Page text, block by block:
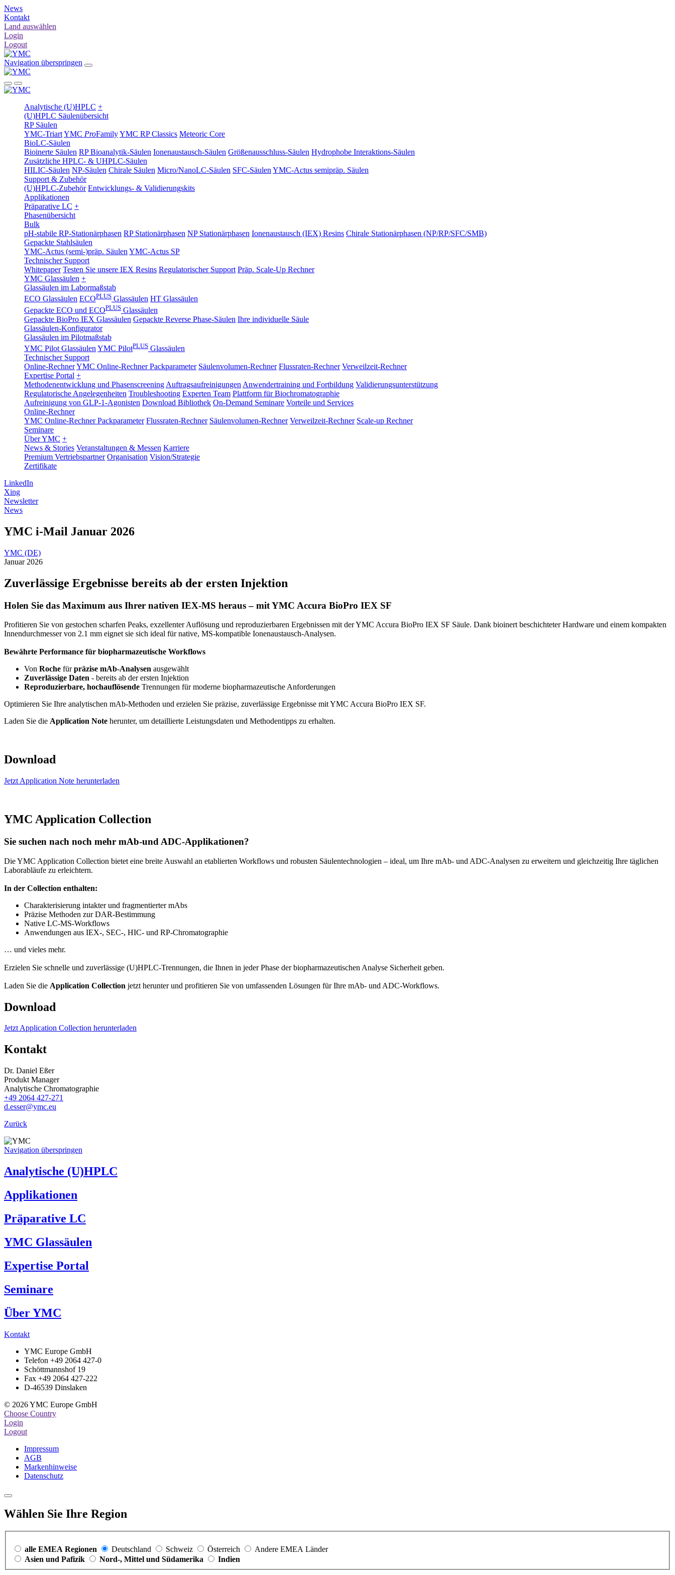
News
Kontakt
Land auswählen
Login
Logout
Navigation überspringen
Analytische (U)HPLC +
(U)HPLC Säulenübersicht
RP Säulen
YMC-TriartYMC ProFamilyYMC RP Classics Meteoric Core
BioLC-Säulen
Bioinerte Säulen RP Bioanalytik-Säulen Ionenaustausch-Säulen Größenausschluss-Säulen Hydrophobe Interaktions-Säulen
Zusätzliche HPLC- & UHPLC-Säulen
HILIC-Säulen NP-Säulen Chirale Säulen Micro/NanoLC-Säulen SFC-Säulen YMC-Actus semipräp. Säulen
Support & Zubehör
(U)HPLC-Zubehör Entwicklungs- & Validierungskits
Applikationen
Präparative LC +
Phasenübersicht
Bulk
pH-stabile RP-Stationärphasen RP Stationärphasen NP Stationärphasen Ionenaustausch (IEX) Resins Chirale Stationärphasen (NP/RP/SFC/SMB)
Gepackte Stahlsäulen
YMC-Actus (semi-)präp. Säulen YMC-Actus SP
Technischer Support
Whitepaper Testen Sie unsere IEX Resins Regulatorischer Support Präp. Scale-Up Rechner
YMC Glassäulen +
Glassäulen im Labormaßstab
ECO Glassäulen ECOPLUS Glassäulen HT Glassäulen
Gepackte ECO und ECOPLUS Glassäulen
Gepackte BioPro IEX Glassäulen Gepackte Reverse Phase-Säulen Ihre individuelle Säule
Glassäulen-Konfigurator
Glassäulen im Pilotmaßstab
YMC Pilot Glassäulen YMC PilotPLUS Glassäulen
Technischer Support
Online-RechnerYMC Online-Rechner Packparameter Säulenvolumen-Rechner Flussraten-Rechner Verweilzeit-Rechner
Expertise Portal +
Methodenentwicklung und Phasenscreening Auftragsaufreinigungen Anwendertraining und Fortbildung Validierungsunterstützung
Regulatorische Angelegenheiten Troubleshooting Experten Team Plattform für Biochromatographie
Aufreinigung von GLP-1-Agonisten Download Bibliothek On-Demand Seminare Vorteile und Services
Online-Rechner
YMC Online-Rechner Packparameter Flussraten-Rechner Säulenvolumen-Rechner Verweilzeit-Rechner Scale-up Rechner
Seminare
Über YMC +
News & Stories Veranstaltungen & Messen Karriere
Premium Vertriebspartner Organisation Vision/Strategie
Zertifikate
LinkedIn
Xing
Newsletter
News
YMC i-Mail Januar 2026
YMC (DE)
Januar 2026
Zuverlässige Ergebnisse bereits ab der ersten Injektion
Holen Sie das Maximum aus Ihrer nativen IEX-MS heraus – mit YMC Accura BioPro IEX SF
Profitieren Sie von gestochen scharfen Peaks, exzellenter Auflösung und reproduzierbaren Ergebnissen mit der YMC Accura BioPro IEX SF Säule. Dank bioinert beschichteter Hardware und einem kompakten
Innendurchmesser von 2.1 mm eignet sie sich ideal für native, MS-kompatible Ionenaustausch-Analysen.
Bewährte Performance für biopharmazeutische Workflows
Von Roche fürpräzise mAb-Analysen ausgewählt
Zuverlässige Daten - bereits ab der ersten Injektion
Reproduzierbare, hochauflösende Trennungen für moderne biopharmazeutische Anforderungen
Optimieren Sie Ihre analytischen mAb-Methoden und erzielen Sie präzise, zuverlässige Ergebnisse mit YMC Accura BioPro IEX SF.
Laden Sie die Application Note herunter, um detaillierte Leistungsdaten und Methodentipps zu erhalten.
Download
Jetzt Application Note herunterladen
YMC Application Collection
Sie suchen nach noch mehr mAb-und ADC-Applikationen?
Die YMC Application Collection bietet eine breite Auswahl an etablierten Workflows und robusten Säulentechnologien – ideal, um Ihre mAb- und ADC-Analysen zu erweitern und gleichzeitig Ihre täglichen
Laborabläufe zu erleichtern.
In der Collection enthalten:
Charakterisierung intakter und fragmentierter mAbs
Präzise Methoden zur DAR-Bestimmung
Native LC-MS-Workflows
Anwendungen aus IEX-, SEC-, HIC- und RP-Chromatographie
… und vieles mehr.
Erzielen Sie schnelle und zuverlässige (U)HPLC-Trennungen, die Ihnen in jeder Phase der biopharmazeutischen Analyse Sicherheit geben.
Laden Sie die Application Collection jetzt herunter und profitieren Sie von umfassenden Lösungen für Ihre mAb- und ADC-Workflows.
Download
Jetzt Application Collection herunterladen
Kontakt
Dr. Daniel Eßer
Produkt Manager
Analytische Chromatographie
+49 2064 427-271
d.esser@ymc.eu
Zurück
Navigation überspringen
Analytische (U)HPLC
Applikationen
Präparative LC
YMC Glassäulen
Expertise Portal
Seminare
Über YMC
Kontakt
YMC Europe GmbH
Telefon +49 2064 427-0
Schöttmannshof 19
Fax +49 2064 427-222
D-46539 Dinslaken
© 2026 YMC Europe GmbH
Choose Country
Login
Logout
Impressum
AGB
Markenhinweise
Datenschutz
Wählen Sie Ihre Region
alle EMEA Regionen Deutschland Schweiz Österreich
Andere EMEA Länder
Asien und Pafizik
Nord-, Mittel und Südamerika Indien